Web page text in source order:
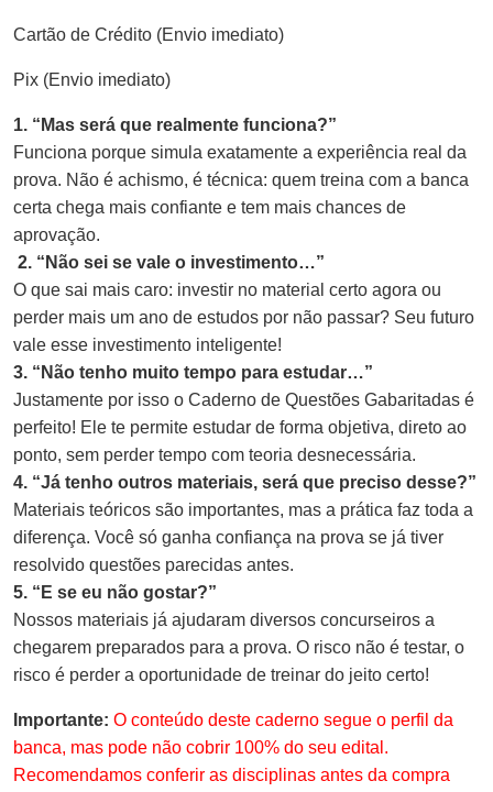
Cartão de Crédito (Envio imediato)
Pix (Envio imediato)
1. “Mas será que realmente funciona?”
Funciona porque simula exatamente a experiência real da
prova. Não é achismo, é técnica: quem treina com a banca
certa chega mais confiante e tem mais chances de
aprovação.
2. “Não sei se vale o investimento…”
O que sai mais caro: investir no material certo agora ou
perder mais um ano de estudos por não passar? Seu futuro
vale esse investimento inteligente!
3. “Não tenho muito tempo para estudar…”
Justamente por isso o Caderno de Questões Gabaritadas é
perfeito! Ele te permite estudar de forma objetiva, direto ao
ponto, sem perder tempo com teoria desnecessária.
4. “Já tenho outros materiais, será que preciso desse?”
Materiais teóricos são importantes, mas a prática faz toda a
diferença. Você só ganha confiança na prova se já tiver
resolvido questões parecidas antes.
5. “E se eu não gostar?”
Nossos materiais já ajudaram diversos concurseiros a
chegarem preparados para a prova. O risco não é testar, o
risco é perder a oportunidade de treinar do jeito certo!
Importante: O conteúdo deste caderno segue o perfil da
banca, mas pode não cobrir 100% do seu edital.
Recomendamos conferir as disciplinas antes da compra